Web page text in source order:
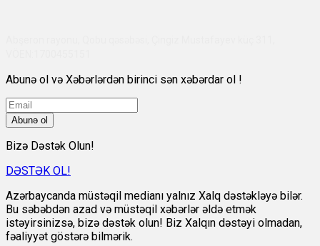
Abunə ol və Xəbərlərdən birinci sən xəbərdar ol !
Abunə ol
Bizə Dəstək Olun!
DƏSTƏK OL!
Azərbaycanda müstəqil medianı yalnız Xalq dəstəkləyə bilər.
Bu səbəbdən azad və müstəqil xəbərlər əldə etmək
istəyirsinizsə, bizə dəstək olun! Biz Xalqın dəstəyi olmadan,
fəaliyyət göstərə bilmərik.